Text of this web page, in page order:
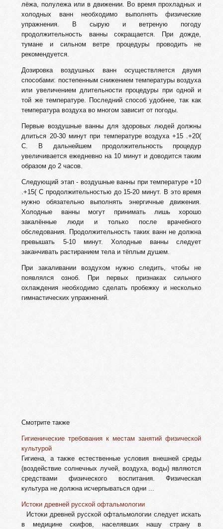
лёжа, полулежа или в движении. Во время прохладных и
холодных ванн необходимо выполнять физические
упражнения. В сырую и ветреную погоду
продолжительность ванны сокращается. При дожде,
тумане и сильном ветре процедуры проводить не
рекомендуется.
Дозировка воздушных ванн осуществляется двумя
способами: постепенным снижением температуры воздуха
или увеличением длительности процедуры при одной и
той же температуре. Последний способ удобнее, так как
температура воздуха во многом зависит от погоды.
Первые воздушные ванны для здоровых людей должны
длиться 20-30 минут при температуре воздуха +15 .+20(
С. В дальнейшем продолжительность процедур
увеличивается ежедневно на 10 минут и доводится таким
образом до 2 часов.
Следующий этап - воздушные ванны при температуре +10
.+15( С продолжительностью до 15-20 минут. В это время
нужно обязательно выполнять энергичные движения.
Холодные ванны могут принимать лишь хорошо
закалённые люди и только после врачебного
обследования. Продолжительность таких ванн не должна
превышать 5-10 минут. Холодные ванны следует
заканчивать растиранием тела и тёплым душем.
При закаливании воздухом нужно следить, чтобы не
появлялся озноб. При первых признаках сильного
охлаждения необходимо сделать пробежку и несколько
гимнастических упражнений.
Смотрите также
Гигиенические требования к местам занятий физической
культурой
Гигиена, а также естественные условия внешней среды
(воздействие солнечных лучей, воздуха, воды) являются
средствами физического воспитания. Физическая
культура не должна исчерпываться одни ...
Истоки древней русской офтальмологии
Истоки древней русской офтальмологии следует искать
в медицине скифов, населявших нашу страну в